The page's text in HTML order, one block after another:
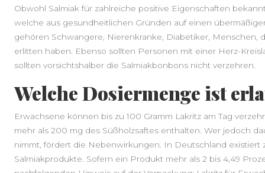
Obwohl Salmiak für zahlreiche positive Eigenschaften
welche aus gesundheitlichen Gründen auf einen
gehören Schwangere, Nierenkranke, Diabetiker, Menschen,
erlitten haben. Ebenso sollten Personen mit einer Herz-
sollten vorsichtshalber die Salmiakbonbons nicht verzehren.
Welche Dosiermenge ist
Erwachsene können bis zu 100 Gramm Lakritz am Tag
mehr als 200 mg des Süßholzsaftes enthalten. Wer jedoch
nimmt, fördert die Nebenwirkungen. In Deutschland
Salmiakprodukte. Sofern ein Produkt mehr als 2 bis 4,49